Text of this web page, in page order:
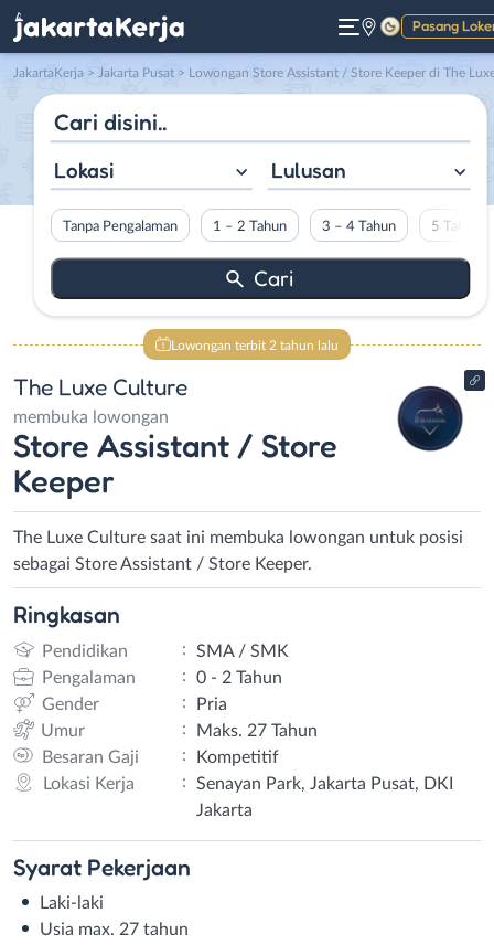
Pasang
Gelap
JakartaKerja > Jakarta Pusat > Lowongan Store Assistant / Store Keeper di The Luxe
Lokasi Lulusan
Tanpa Pengalaman 1 – 2 Tahun 3 – 4 Tahun 5 Tahun
Lowongan terbit 2 tahun lalu
The Luxe Culture
membuka lowongan
Store Assistant / Store
Keeper
The Luxe Culture saat ini membuka lowongan untuk posisi
sebagai Store Assistant / Store Keeper.
Ringkasan
Pendidikan :
SMA / SMK
Pengalaman
:
0 - 2 Tahun
Gender
:
Pria
Umur
:
Maks. 27 Tahun
Besaran Gaji
:
Kompetitif
Lokasi Kerja
:
Senayan Park, Jakarta Pusat, DKI
Jakarta
Syarat Pekerjaan
Laki-laki
Usia max. 27 tahun